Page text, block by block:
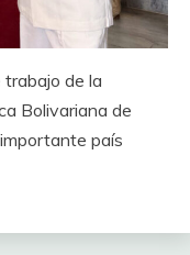
de la
Bolivariana de
país